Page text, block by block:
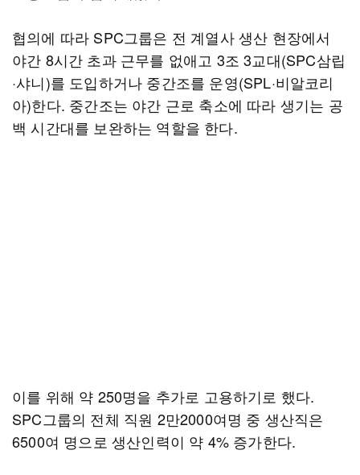
협의에 따라 SPC그룹은 전 계열사 생산 현장에서
야간 8시간 초과 근무를 없애고 3조 3교대(SPC삼립
·샤니)를 도입하거나 중간조를 운영(SPL·비알코리
아)한다. 중간조는 야간 근로 축소에 따라 생기는 공
백 시간대를 보완하는 역할을 한다.
이를 위해 약 250명을 추가로 고용하기로 했다.
SPC그룹의 전체 직원 2만2000여명 중 생산직은
6500여 명으로 생산인력이 약 4% 증가한다.